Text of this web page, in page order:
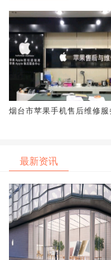
烟台市苹果手机售后维修服
最新资讯